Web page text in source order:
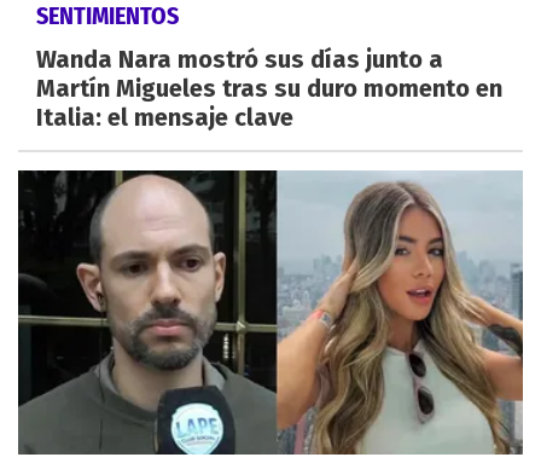
SENTIMIENTOS
Wanda Nara mostró sus días junto a
Martín Migueles tras su duro momento en
Italia: el mensaje clave